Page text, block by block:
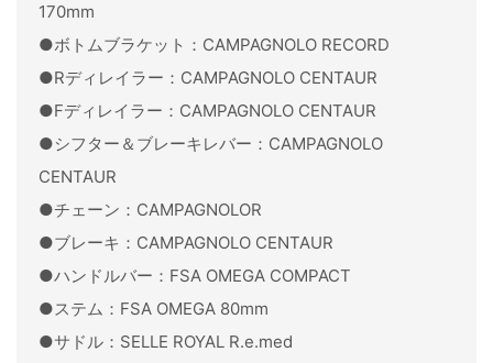
170mm
●ボトムブラケット：CAMPAGNOLO RECORD
●Rディレイラー：CAMPAGNOLO CENTAUR
●Fディレイラー：CAMPAGNOLO CENTAUR
●シフター＆ブレーキレバー：CAMPAGNOLO
CENTAUR
●チェーン：CAMPAGNOLOR
●ブレーキ：CAMPAGNOLO CENTAUR
●ハンドルバー：FSA OMEGA COMPACT
●ステム：FSA OMEGA 80mm
●サドル：SELLE ROYAL R.e.med